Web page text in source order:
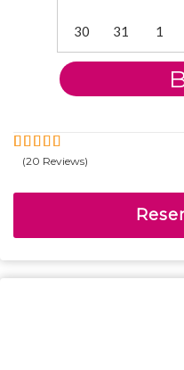
30 31 1
5Fuera de
(20 Reviews)